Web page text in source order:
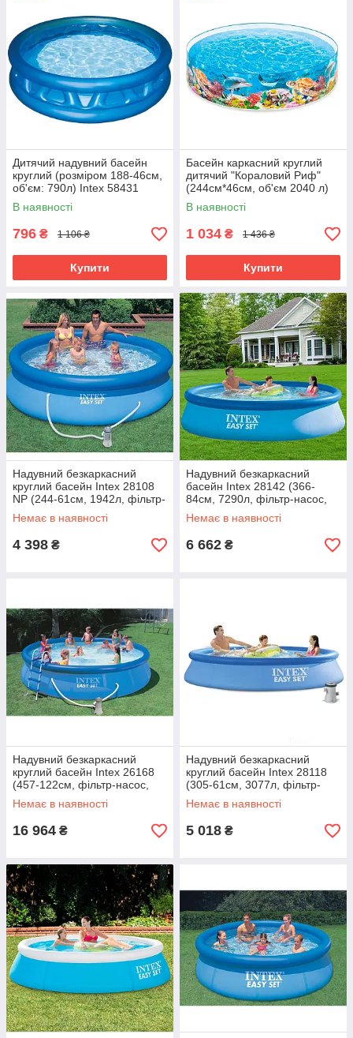
Дитячий надувний басейн
круглий (розміром 188-46см,
об'єм: 790л) Intex 58431
В наявності
796 ₴ 1 106 ₴
Купити
Басейн каркасний круглий
дитячий "Кораловий Риф"
(244см*46см, об'єм 2040 л)
Intex 58472
В наявності
1 034 ₴ 1 436 ₴
Купити
Надувний безкаркасний
круглий басейн Intex 28108
NP (244-61см, 1942л, фільтр-
насос) Синій
Немає в наявності
4 398 ₴
Надувний безкаркасний
басейн Intex 28142 (366-
84см, 7290л, фільтр-насос,
ремкомплект) Синій
Немає в наявності
6 662 ₴
Надувний безкаркасний
круглий басейн Intex 26168
(457-122см, фільтр-насос,
сходи, підстилка, тент) Синій
Немає в наявності
16 964 ₴
Надувний безкаркасний
круглий басейн Intex 28118
(305-61см, 3077л, фільтр-
насосом 220V) Синій
Немає в наявності
5 018 ₴